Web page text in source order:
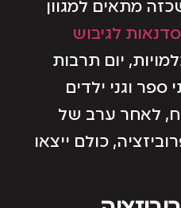
מתאים למגוון
סדנאות לגיבוש
יום תרבות
ספר וגני ילדים
לאחר ערב של
כולם ייצאו